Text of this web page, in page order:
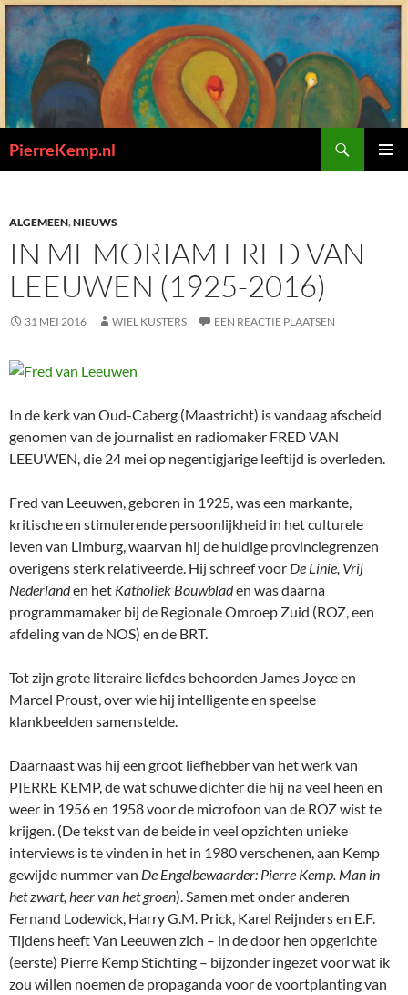
Ga
naar
de
inhoud
PierreKemp.nl
ALGEMEEN,NIEUWS
IN MEMORIAM FRED VAN
LEEUWEN (1925-2016)
31 MEI 2016 WIEL KUSTERS EEN REACTIE PLAATSEN
In de kerk van Oud-Caberg (Maastricht) is vandaag afscheid
genomen van de journalist en radiomaker FRED VAN
LEEUWEN, die 24 mei op negentigjarige leeftijd is overleden.
Fred van Leeuwen, geboren in 1925, was een markante,
kritische en stimulerende persoonlijkheid in het culturele
leven van Limburg, waarvan hij de huidige provinciegrenzen
overigens sterk relativeerde. Hij schreef voor De Linie, Vrij
Nederlanden het Katholiek Bouwbladen was daarna
programmamaker bij de Regionale Omroep Zuid (ROZ, een
afdeling van de NOS) en de BRT.
Tot zijn grote literaire liefdes behoorden James Joyce en
Marcel Proust, over wie hij intelligente en speelse
klankbeelden samenstelde.
Daarnaast was hij een groot liefhebber van het werk van
PIERRE KEMP, de wat schuwe dichter die hij na veel heen en
weer in 1956 en 1958 voor de microfoon van de ROZ wist te
krijgen. (De tekst van de beide in veel opzichten unieke
interviews is te vinden in het in 1980 verschenen, aan Kemp
gewijde nummer van De Engelbewaarder: Pierre Kemp. Man in
het zwart, heer van het groen). Samen met onder anderen
Fernand Lodewick, Harry G.M. Prick, Karel Reijnders en E.F.
Tijdens heeft Van Leeuwen zich – in de door hen opgerichte
(eerste) Pierre Kemp Stichting – bijzonder ingezet voor wat ik
zou willen noemen de propaganda voor de voortplanting van